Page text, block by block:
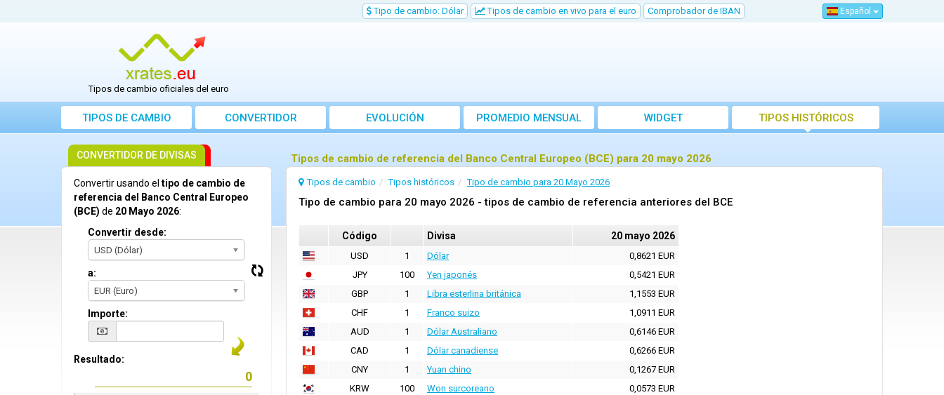
Tipo de cambio: Dólar Tipos de cambio en vivo para el euro Comprobador de IBAN Español
Tipos de cambio oficiales del euro
TIPOS DE CAMBIO CONVERTIDOR EVOLUCIÓN PROMEDIO MENSUAL WIDGET TIPOS HISTÓRICOS
Tipos de cambio de referencia del Banco Central Europeo (BCE) para 20 mayo 2026
Tipos de cambio Tipos históricos Tipo de cambio para 20 Mayo 2026
Tipo de cambio para 20 mayo 2026 - tipos de cambio de referencia anteriores del BCE
Código Divisa 20 mayo 2026
USD 1 Dólar
0,8621 EUR
JPY
100 Yen japonés
0,5421 EUR
GBP
1 Libra esterlina británica
1,1553 EUR
CHF
1 Franco suizo
1,0911 EUR
AUD
1 Dólar Australiano
0,6146 EUR
CAD
1 Dólar canadiense
0,6266 EUR
CNY
1 Yuan chino
0,1267 EUR
KRW
100 Won surcoreano
0,0573 EUR
CONVERTIDOR DE DIVISAS
Convertir usando el tipo de cambio de
referencia del Banco Central Europeo
(BCE) de 20 Mayo 2026:
Convertir desde:
USD (Dólar)
a:
EUR (Euro)
Importe:
Resultado: